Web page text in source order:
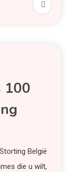
100
België
die u wilt,